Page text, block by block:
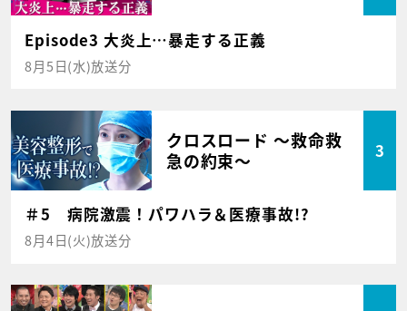
Episode3 大炎上…暴走する正義
8月5日(水)放送分
クロスロード ～救命救
急の約束～
3
＃5 病院激震！パワハラ＆医療事故!?
8月4日(火)放送分